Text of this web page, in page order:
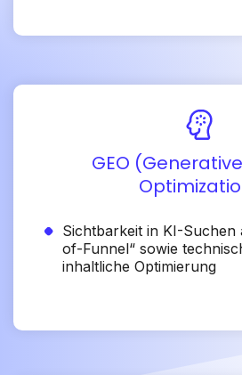
GEO
Sichtbarkeit in KI-Suchen
of-Funnel“ sowie
inhaltliche Optimierung